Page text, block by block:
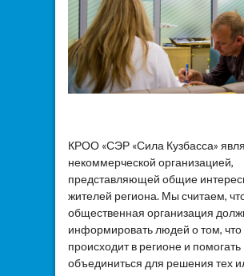
КРОО «СЭР «Сила Кузбасса»
некоммерческой организацией,
представляющей общие
жителей региона. Мы считаем,
общественная организация
информировать людей о том, что
происходит в регионе и помогать
объединиться для решения тех